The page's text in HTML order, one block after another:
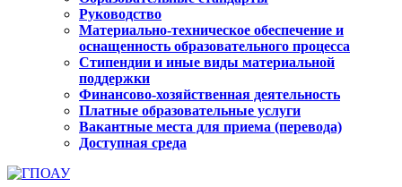
Руководство
Материально-техническое обеспечение и
оснащенность образовательного процесса
Стипендии и иные виды материальной
поддержки
Финансово-хозяйственная деятельность
Платные образовательные услуги
Вакантные места для приема (перевода)
Доступная среда